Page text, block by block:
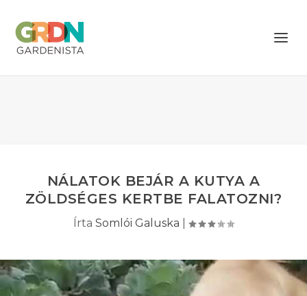
NÁLATOK BEJÁR A KUTYA A
ZÖLDSÉGES KERTBE FALATOZNI?
Írta Somlói Galuska